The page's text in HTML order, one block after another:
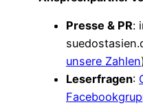
Presse & PR:
unsere Zahlen
Leserfragen: